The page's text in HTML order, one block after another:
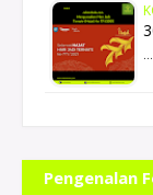
…
Pengenalan